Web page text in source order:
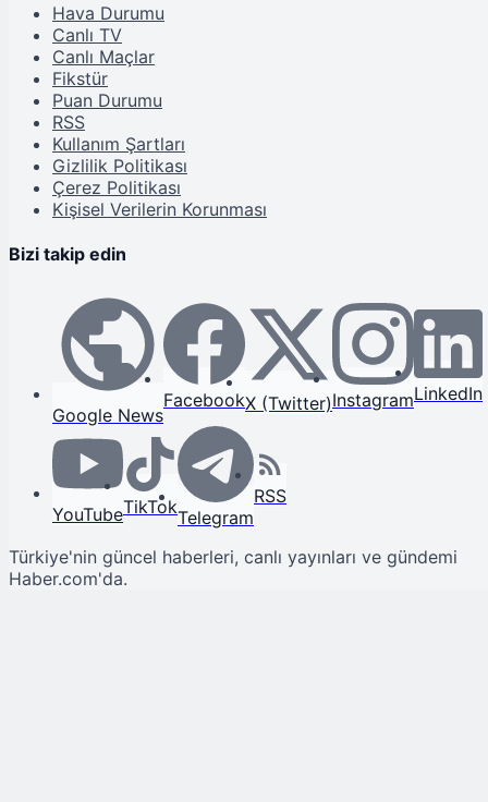
Hava Durumu
Canlı TV
Canlı Maçlar
Fikstür
Puan Durumu
RSS
Kullanım Şartları
Gizlilik Politikası
Çerez Politikası
Kişisel Verilerin Korunması
Bizi takip edin
Google News
FacebookX (Twitter)InstagramLinkedIn
YouTubeTikTokTelegram
RSS
Türkiye'nin güncel haberleri, canlı yayınları ve gündemi
Haber.com'da.